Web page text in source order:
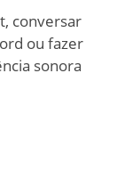
conversar
ou fazer
sonora